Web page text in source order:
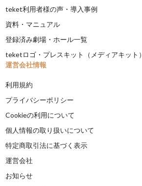
teket利用者様の声・導入事例
資料・マニュアル
登録済み劇場・ホール一覧
teketロゴ・プレスキット（メディアキット）
運営会社情報
利用規約
プライバシーポリシー
Cookieの利用について
個人情報の取り扱いについて
特定商取引法に基づく表示
運営会社
お知らせ